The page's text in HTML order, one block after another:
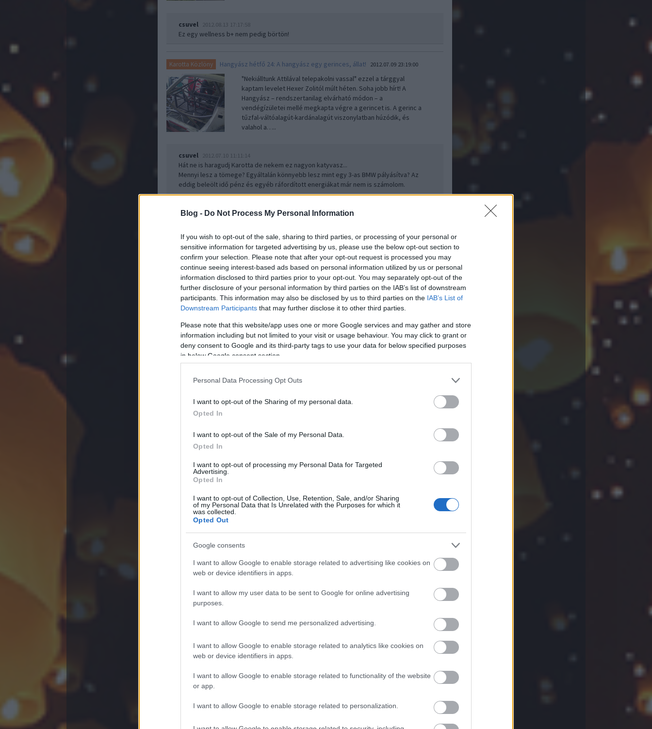
Blog - Do Not Process My Personal Information
If you wish to opt-out of the sale, sharing to third parties, or processing of your personal or
sensitive information for targeted advertising by us, please use the below opt-out section to
confirm your selection. Please note that after your opt-out request is processed you may
continue seeing interest-based ads based on personal information utilized by us or personal
information disclosed to third parties prior to your opt-out. You may separately opt-out of the
further disclosure of your personal information by third parties on the IAB’s list of downstream
participants. This information may also be disclosed by us to third parties on the IAB’s List of
Downstream Participants that may further disclose it to other third parties.
Please note that this website/app uses one or more Google services and may gather and store
information including but not limited to your visit or usage behaviour. You may click to grant or
deny consent to Google and its third-party tags to use your data for below specified purposes
in below Google consent section.
Personal Data Processing Opt Outs
I want to opt-out of the Sharing of my personal data.
Opted In
I want to opt-out of the Sale of my Personal Data.
Opted In
I want to opt-out of processing my Personal Data for Targeted
Advertising.
Opted In
I want to opt-out of Collection, Use, Retention, Sale, and/or Sharing
of my Personal Data that Is Unrelated with the Purposes for which it
was collected.
Opted Out
Google consents
I want to allow Google to enable storage related to advertising like cookies on
web or device identifiers in apps.
I want to allow my user data to be sent to Google for online advertising
purposes.
I want to allow Google to send me personalized advertising.
I want to allow Google to enable storage related to analytics like cookies on
web or device identifiers in apps.
I want to allow Google to enable storage related to functionality of the website
or app.
I want to allow Google to enable storage related to personalization.
csuvel 2012.08.13 17:17:58
Ez egy wellness b+ nem pedig börtön!
Karotta Közlöny Hangyász hétfő 24: A hangyász egy gerinces, állat! 2012.07.09 23:19:00
"Nekiálltunk Attilával telepakolni vassal" ezzel a tárggyal
kaptam levelet Hexer Zolitól múlt héten. Soha jobb hírt! A
Hangyász – rendszertanilag elvárható módon – a
vendégízületei mellé megkapta végre a gerincet is. A gerinc a
tűzfal-váltóalagút-kardánalagút viszonylatban húzódik, és
valahol a…..
csuvel 2012.07.10 11:11:14
Hát ne is haragudj Karotta de nekem ez nagyon katyvasz...
Mennyi lesz a tömege? Egyáltalán könnyebb lesz mint egy 3-as BMW pályásítva? Az
eddig beleölt idő pénz és egyéb ráfordított energiákat már nem is számolom.
Subba Kerékbilincs egy mentőautóra, Magyarországon 2012.06.22 16:12:00
csuvel 2012.06.22 23:04:56
És igen, betegszállító volt, ami késő délután leparkolt szabálytalanul és kerékbilincset
kapott amit csak másnap reggel távolítottak el, mert kifutottak a munkaidőből.
Egyébként arról hablatyolt a sofőr, hogy a felfestés nem volt egyértelmű és emiatt
büntették meg őket.
Nemrégiben levelet kaptunk, amit főszerkesztőnk korrekten
Winkler Róbert gyakorlott robogósként is véleményezve
csuvel
Igazatok van, de az ország nem csak Hungária krt -ból és Bp ből áll. Vidéken 1-2 km -t
szívesen megtesznek az ott élők főleg ha nincs más közlekedési módjuk a
gyalogláson kívül. Legyen erre vizsga és amelyiket engedik az hadd menjen.
Karotta Közlöny
Hangyász hétfő 20 – A világ legnagyobb autóépítő projektmenedzsment
Az utolsó 100 napot alaposan be kell osztani. Ezt erősítette
meg bennem a múlt péntek, amikor először – és egészen
helyzet az, hogy a dicsőséges áprilisi hadjárat meglehetősen
csuvel 2012.05.22 13:08:54
b+ Karotta, ezt még Lipu is megcsinálta volna tized ennyi idő alatt! :))))
csuvel 2012.05.22 13:14:15
Az egész projektről árulkodik a dilettantizmus.
elhúzni a munkát mert már fizikai fájdalmat éreznének miatta.
Add fel, ne szívasd magad tovább.